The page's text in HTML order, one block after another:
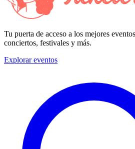
Tu puerta de acceso a los mejores
conciertos, festivales y más.
Explorar eventos